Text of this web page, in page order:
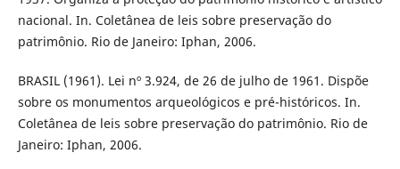
nacional. In. Coletânea de leis sobre preservação do
patrimônio. Rio de Janeiro: Iphan, 2006.
BRASIL (1961). Lei nº 3.924, de 26 de julho de 1961. Dispõe
sobre os monumentos arqueológicos e pré-históricos. In.
Coletânea de leis sobre preservação do patrimônio. Rio de
Janeiro: Iphan, 2006.